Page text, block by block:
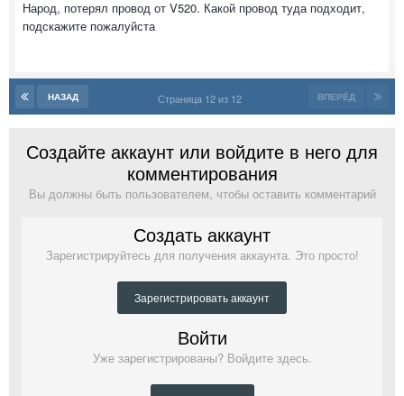
Народ, потерял провод от V520. Какой провод туда подходит,
подскажите пожалуйста
НАЗАД ВПЕРЁД
Страница 12 из 12
Создайте аккаунт или войдите в него для
комментирования
Вы должны быть пользователем, чтобы оставить комментарий
Создать аккаунт
Зарегистрируйтесь для получения аккаунта. Это просто!
Зарегистрировать аккаунт
Войти
Уже зарегистрированы? Войдите здесь.